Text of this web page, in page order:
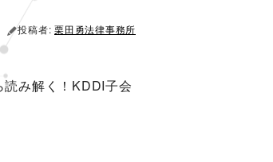
投稿者: 栗田勇法律事務所
読み解く！KDDI子会